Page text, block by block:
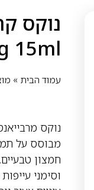
15ml
עמוד הבית »
נוקס
מבוסס על
חמצון
וסימני